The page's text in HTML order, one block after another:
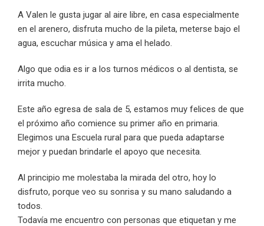
A Valen le gusta jugar al aire libre, en casa especialmente
en el arenero, disfruta mucho de la pileta, meterse bajo el
agua, escuchar música y ama el helado.
Algo que odia es ir a los turnos médicos o al dentista, se
irrita mucho.
Este año egresa de sala de 5, estamos muy felices de que
el próximo año comience su primer año en primaria.
Elegimos una Escuela rural para que pueda adaptarse
mejor y puedan brindarle el apoyo que necesita.
Al principio me molestaba la mirada del otro, hoy lo
disfruto, porque veo su sonrisa y su mano saludando a
todos.
Todavía me encuentro con personas que etiquetan y me